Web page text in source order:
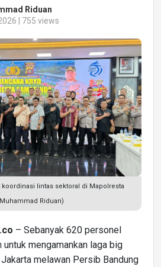
Riduan
| 755 views
koordinasi lintas sektoral di Mapolresta
Riduan)
– Sebanyak 620 personel
mengamankan laga big
melawan Persib Bandung